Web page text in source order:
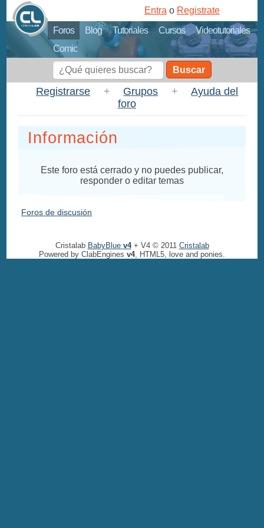
Foros Blog Tutoriales Cursos
Videotutoriales
Comic
Entra o Registrate
Buscar
Registrarse + Grupos +
Ayuda del
foro
Información
Este foro está cerrado y no puedes publicar,
responder o editar temas
Foros de discusión
Cristalab BabyBlue v4+ V4 © 2011 Cristalab
Powered by ClabEngines v4, HTML5, love and ponies.